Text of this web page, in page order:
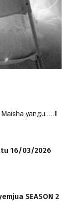
yangu…..!!
16/03/2026
SEASON 2